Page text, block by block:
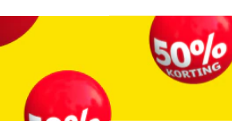
dat je tepels zelfs in hele dunne
covers en vijf meter tape, goed voor
Knip een stuk van de rol af en breng de